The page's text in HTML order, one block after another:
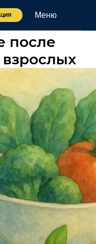
Меню
после